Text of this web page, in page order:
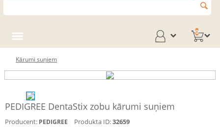
0
Kārumi suņiem
PEDIGREE DentaStix zobu kārumi suņiem
Producent: PEDIGREE Produkta ID:32659